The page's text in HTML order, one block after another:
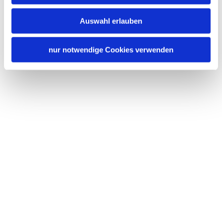
Auswahl erlauben
nur notwendige Cookies verwenden